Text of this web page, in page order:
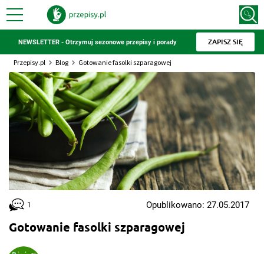
NEWSLETTER - Otrzymuj sezonowe przepisy i porady ZAPISZ SIĘ
Przepisy.pl Blog Gotowanie fasolki szparagowej
Gotowanie fasolki szparagowej
1 Opublikowano: 27.05.2017